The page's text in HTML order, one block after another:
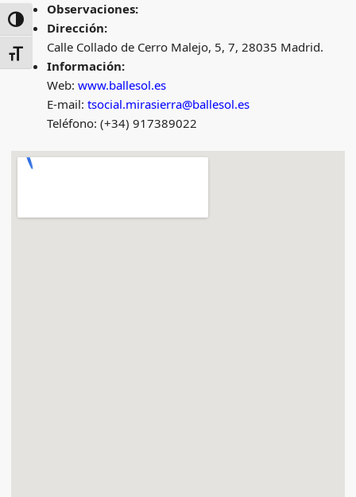
ALTERNAR ALTO CONTRASTE
ALTERNAR TAMAÑO DE LETRA
Observaciones:
Dirección:
Calle Collado de Cerro Malejo, 5, 7, 28035 Madrid.
Información:
Web: www.ballesol.es
E-mail: tsocial.mirasierra@ballesol.es
Teléfono: (+34) 917389022